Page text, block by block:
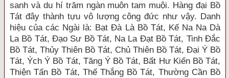
sanh và du hí trăm ngàn muôn tam muội. Hàng đại Bồ
Tát đây thành tựu vô lượng công đức như vậy. Danh
hiệu của các Ngài là: Bạt Đà Là Bồ Tát, Kế Na Na Dà
La Bồ Tát, Đạo Sư Bồ Tát, Na La Đạt Bồ Tát, Tinh Đắc
Bồ Tát, Thủy Thiên Bồ Tát, Chủ Thiên Bồ Tát, Đại Ý Bồ
Tát, Ých Ý Bồ Tát, Tăng Ý Bồ Tát, Bất Hư Kiến Bồ Tát,
Thiện Tấn Bồ Tát, Thế Thắng Bồ Tát, Thường Cần Bồ